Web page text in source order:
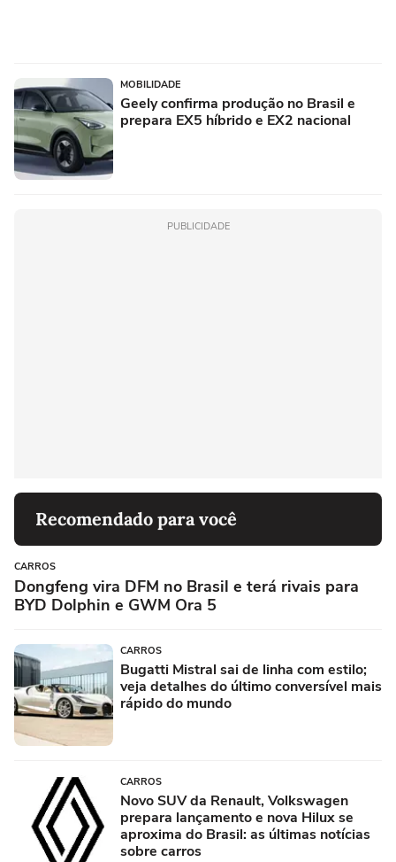
MOBILIDADE
Geely confirma produção no Brasil e
prepara EX5 híbrido e EX2 nacional
PUBLICIDADE
Recomendado para você
CARROS
Dongfeng vira DFM no Brasil e terá rivais para
BYD Dolphin e GWM Ora 5
CARROS
Bugatti Mistral sai de linha com estilo;
veja detalhes do último conversível mais
rápido do mundo
CARROS
Novo SUV da Renault, Volkswagen
prepara lançamento e nova Hilux se
aproxima do Brasil: as últimas notícias
sobre carros